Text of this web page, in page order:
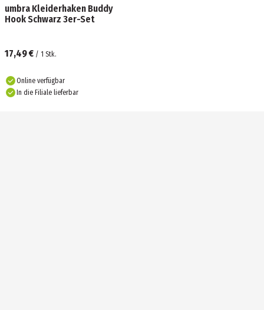
umbra Kleiderhaken Buddy
Hook Schwarz 3er-Set
17,49 € / 1 Stk.
Online verfügbar
In die Filiale lieferbar